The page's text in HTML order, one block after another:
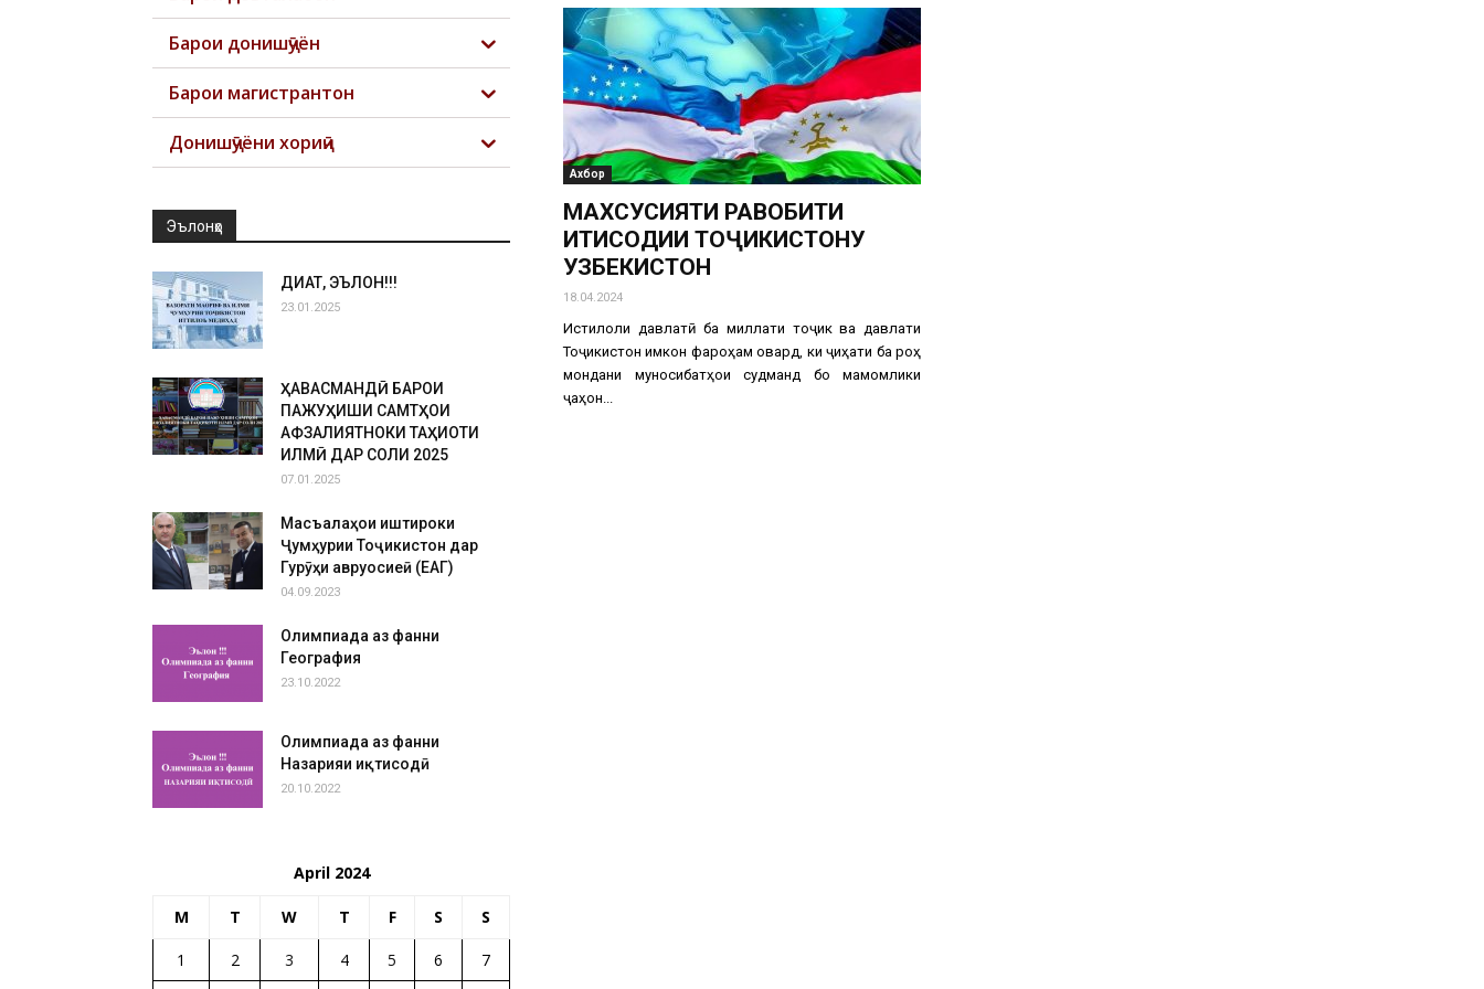
Тоҷикистон
Ахбор
МАХСУСИЯТИ РАВОБИТИ
ИҚТИСОДИИ ТОҶИКИСТОНУ
УЗБЕКИСТОН
18.04.2024
Истиқлоли давлатӣ ба миллати тоҷик ва давлати
Тоҷикистон имкон фароҳам овард, ки ҷиҳати ба роҳ
мондани муносибатҳои судманд бо мамомлики
ҷаҳон...
Барои донишҷӯён
Барои магистрантон
Донишҷӯёни хориҷӣ
Эълонҳо
ДИҚҚАТ, ЭЪЛОН!!!
23.01.2025
ҲАВАСМАНДӢ БАРОИ
ПАЖУҲИШИ САМТҲОИ
АФЗАЛИЯТНОКИ ТАҲҚИҚОТИ
ИЛМӢ ДАР СОЛИ 2025
07.01.2025
Масъалаҳои иштироки
Ҷумҳурии Тоҷикистон дар
Гурӯҳи авруосиеӣ (ЕАГ)
04.09.2023
Олимпиада аз фанни
География
23.10.2022
Олимпиада аз фанни
Назарияи иқтисодӣ
20.10.2022
April 2024
M T W T F S S
1 2 3 4 5 6 7